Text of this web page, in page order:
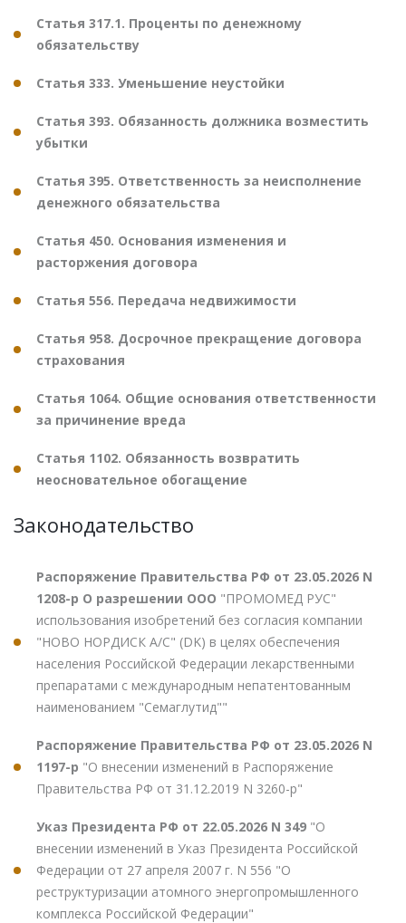
Статья 317.1. Проценты по денежному
обязательству
Статья 333. Уменьшение неустойки
Статья 393. Обязанность должника возместить
убытки
Статья 395. Ответственность за неисполнение
денежного обязательства
Статья 450. Основания изменения и
расторжения договора
Статья 556. Передача недвижимости
Статья 958. Досрочное прекращение договора
страхования
Статья 1064. Общие основания ответственности
за причинение вреда
Статья 1102. Обязанность возвратить
неосновательное обогащение
Законодательство
Распоряжение Правительства РФ от 23.05.2026 N
1208-р О разрешении ООО "ПРОМОМЕД РУС"
использования изобретений без согласия компании
"НОВО НОРДИСК А/С" (DK) в целях обеспечения
населения Российской Федерации лекарственными
препаратами с международным непатентованным
наименованием "Семаглутид""
Распоряжение Правительства РФ от 23.05.2026 N
1197-р "О внесении изменений в Распоряжение
Правительства РФ от 31.12.2019 N 3260-р"
Указ Президента РФ от 22.05.2026 N 349 "О
внесении изменений в Указ Президента Российской
Федерации от 27 апреля 2007 г. N 556 "О
реструктуризации атомного энергопромышленного
комплекса Российской Федерации"